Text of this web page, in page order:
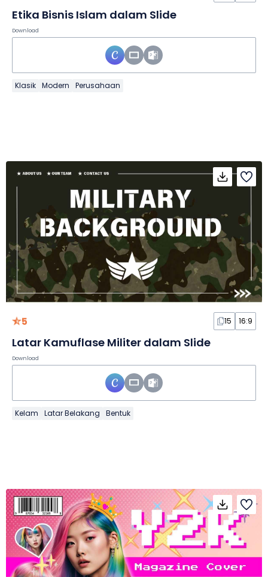
Etika Bisnis Islam dalam Slide
Download
Klasik Modern Perusahaan
5 15 16:9
Latar Kamuflase Militer dalam Slide
Download
Kelam Latar Belakang Bentuk